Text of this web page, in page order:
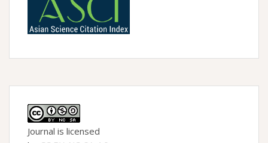
Journal is licensed